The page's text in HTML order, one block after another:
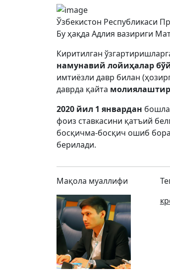
Ўзбекистон Республикаси
Бу ҳақда Адлия вазириги
Киритилган
намунавий лойиҳалар
имтиёзли давр билан
даврда қайта
2020 йил 1 январдан
фоиз ставкасини қатъий
босқичма-босқич ошиб
берилади.
Мақола муаллифи